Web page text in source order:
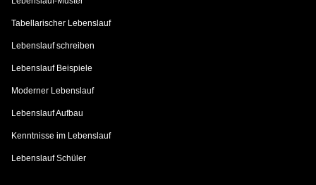
Tabellarischer Lebenslauf
Lebenslauf schreiben
Lebenslauf Beispiele
Moderner Lebenslauf
Lebenslauf Aufbau
Kenntnisse im Lebenslauf
Lebenslauf Schüler